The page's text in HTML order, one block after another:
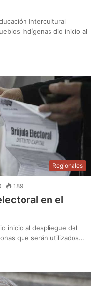
Intercultural
Indígenas dio inicio al
Regionales
189
en el
inicio al despliegue del
que serán utilizados…